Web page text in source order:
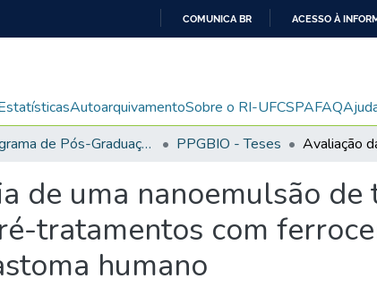
CONTEÚDO
COMUNICA BR ACESSO À
AutoarquivamentoSobre o RI-UFCSPAFAQ
Programa de Pós-Graduação em Biociências PPGBIO - Teses
de uma nanoemulsão
tratamentos com
humano